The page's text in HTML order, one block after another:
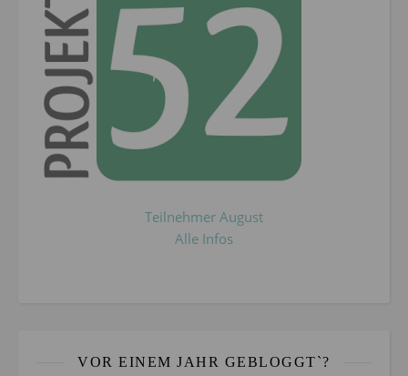
Teilnehmer August
Alle Infos
VOR EINEM JAHR GEBLOGGT`?